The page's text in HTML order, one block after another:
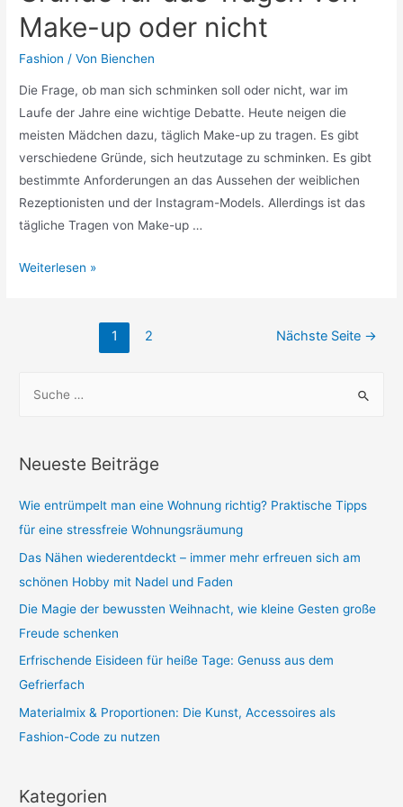
Make-up oder nicht
Fashion / Von Bienchen
Die Frage, ob man sich schminken soll oder nicht, war im
Laufe der Jahre eine wichtige Debatte. Heute neigen die
meisten Mädchen dazu, täglich Make-up zu tragen. Es gibt
verschiedene Gründe, sich heutzutage zu schminken. Es gibt
bestimmte Anforderungen an das Aussehen der weiblichen
Rezeptionisten und der Instagram-Models. Allerdings ist das
tägliche Tragen von Make-up …
Gründe
Weiterlesen »
Seitennummerierung
1 2 Nächste Seite →
h
n
n
a
c
h
:
Neueste Beiträge
Wie entrümpelt man eine Wohnung richtig? Praktische Tipps
für eine stressfreie Wohnungsräumung
Das Nähen wiederentdeckt – immer mehr erfreuen sich am
schönen Hobby mit Nadel und Faden
Die Magie der bewussten Weihnacht, wie kleine Gesten große
Freude schenken
Erfrischende Eisideen für heiße Tage: Genuss aus dem
Gefrierfach
Materialmix & Proportionen: Die Kunst, Accessoires als
Fashion-Code zu nutzen
Kategorien